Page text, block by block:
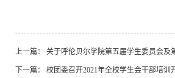
上一篇： 关于呼伦贝尔学院第五届学生委员会及
下一篇： 校团委召开2021年全校学生会干部培训